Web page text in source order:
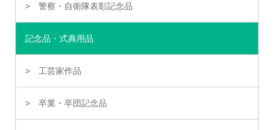
警察・自衛隊表彰記念品
記念品・式典用品
工芸家作品
卒業・卒団記念品